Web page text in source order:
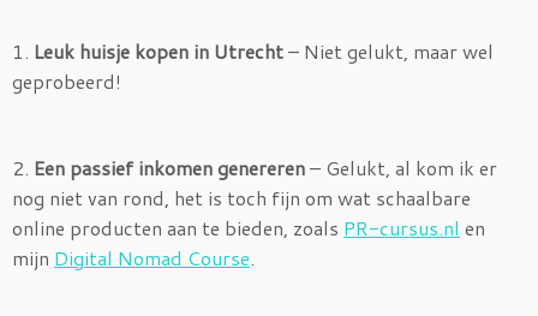
1. Leuk huisje kopen in Utrecht– Niet gelukt, maar wel
geprobeerd!
2. Een passief inkomen genereren– Gelukt, al kom ik er
nog niet van rond, het is toch fijn om wat schaalbare
online producten aan te bieden, zoals PR-cursus.nl en
mijn Digital Nomad Course.